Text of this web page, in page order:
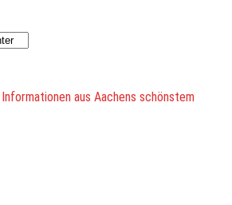
aus Aachens schönstem